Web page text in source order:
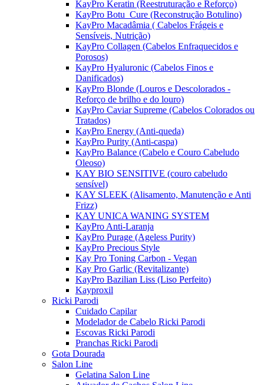
KayPro Keratin (Reestruturação e Reforço)
KayPro Botu_Cure (Reconstrução Botulino)
KayPro Macadâmia ( Cabelos Frágeis e
Sensíveis, Nutrição)
KayPro Collagen (Cabelos Enfraquecidos e
Porosos)
KayPro Hyaluronic (Cabelos Finos e
Danificados)
KayPro Blonde (Louros e Descolorados -
Reforço de brilho e do louro)
KayPro Caviar Supreme (Cabelos Colorados ou
Tratados)
KayPro Energy (Anti-queda)
KayPro Purity (Anti-caspa)
KayPro Balance (Cabelo e Couro Cabeludo
Oleoso)
KAY BIO SENSITIVE (couro cabeludo
sensível)
KAY SLEEK (Alisamento, Manutenção e Anti
Frizz)
KAY UNICA WANING SYSTEM
KayPro Anti-Laranja
KayPro Purage (Ageless Purity)
KayPro Precious Style
Kay Pro Toning Carbon - Vegan
Kay Pro Garlic (Revitalizante)
KayPro Bazilian Liss (Liso Perfeito)
Kayproxil
Ricki Parodi
Cuidado Capilar
Modelador de Cabelo Ricki Parodi
Escovas Ricki Parodi
Pranchas Ricki Parodi
Gota Dourada
Salon Line
Gelatina Salon Line